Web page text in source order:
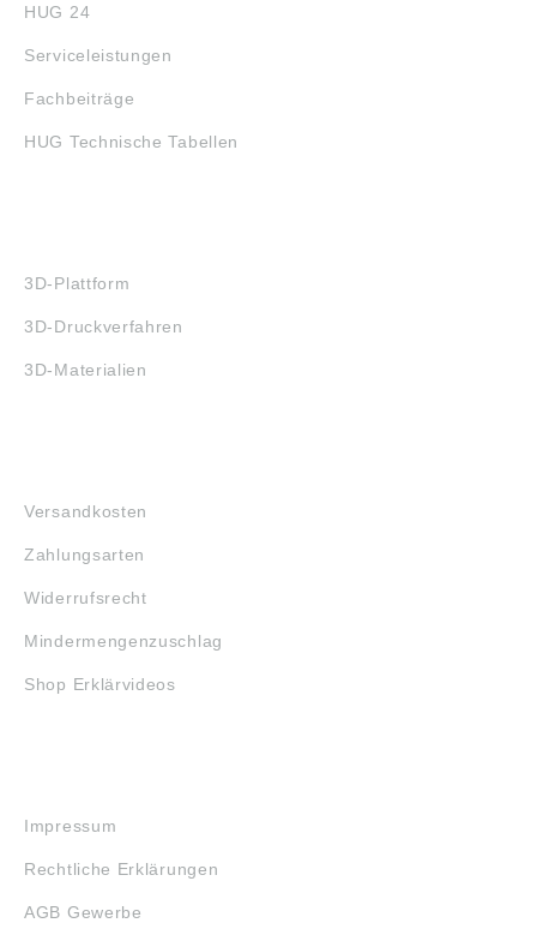
HUG 24
Serviceleistungen
Fachbeiträge
HUG Technische Tabellen
3D-Plattform
3D-Druckverfahren
3D-Materialien
Versandkosten
Zahlungsarten
Widerrufsrecht
Mindermengenzuschlag
Shop Erklärvideos
Impressum
Rechtliche Erklärungen
AGB Gewerbe